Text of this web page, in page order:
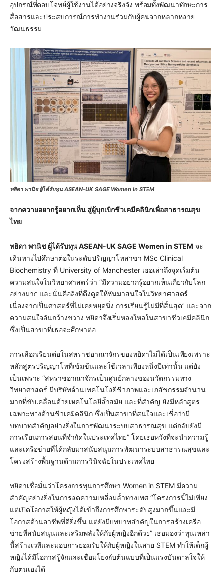
อุปกรณ์ที่ตอบโจทย์ผู้ใช้งานได้อย่างจริงจัง พร้อมทั้งพัฒนาทักษะการ
สื่อสารและประสบการณ์การทำงานร่วมกับผู้คนจากหลากหลาย
วัฒนธรรม
ทยิดา พานิช ผู้ได้รับทุน ASEAN-UK SAGE Women in STEM
จากความอยากรู้อยากเห็น สู่ผู้บุกเบิกชีวเคมีคลินิกเพื่อสาธารณสุข
ไทย
ทยิดา พานิช ผู้ได้รับทุนASEAN-UK SAGE Women in STEM จะ
เดินทางไปศึกษาต่อในระดับปริญญาโทสาขา MSc Clinical
Biochemistry ที่ University of Manchester เธอเล่าถึงจุดเริ่มต้น
ความสนใจในวิทยาศาสตร์ว่า “มีความอยากรู้อยากเห็นเกี่ยวกับโลก
อย่างมาก และนั่นคือสิ่งที่ดึงดูดให้หันมาสนใจในวิทยาศาสตร์
เนื่องจากเป็นศาสตร์ที่ไม่เคยหยุดนิ่ง การเรียนรู้ไม่มีที่สิ้นสุด” และจาก
ความสนใจอันกว้างขวาง ทยิดาจึงเริ่มหลงใหลในสาขาชีวเคมีคลินิก
ซึ่งเป็นสาขาที่เธอจะศึกษาต่อ
การเลือกเรียนต่อในสหราชอาณาจักรของทยิดาไม่ได้เป็นเพียงเพราะ
หลักสูตรปริญญาโทที่เข้มข้นและใช้เวลาเพียงหนึ่งปีเท่านั้น แต่ยัง
เป็นเพราะ “สหราชอาณาจักรเป็นศูนย์กลางของนวัตกรรมทาง
วิทยาศาสตร์ มีบริษัทด้านเทคโนโลยีชีวภาพและเภสัชกรรมจำนวน
มากที่ขับเคลื่อนด้วยเทคโนโลยีล้ำสมัย และที่สำคัญ ยังมีหลักสูตร
เฉพาะทางด้านชีวเคมีคลินิก ซึ่งเป็นสาขาที่สนใจและเชื่อว่ามี
บทบาทสำคัญอย่างยิ่งในการพัฒนาระบบสาธารณสุข แต่กลับยังมี
การเรียนการสอนที่จำกัดในประเทศไทย” โดยเธอหวังที่จะนำความรู้
และเครือข่ายที่ได้กลับมาสนับสนุนการพัฒนาระบบสาธารณสุขและ
โครงสร้างพื้นฐานด้านการวินิจฉัยในประเทศไทย
ทยิดาเชื่อมั่นว่าโครงการทุนการศึกษา Women in STEM มีความ
สำคัญอย่างยิ่งในการลดความเหลื่อมล้ำทางเพศ “โครงการนี้ไม่เพียง
แต่เปิดโอกาสให้ผู้หญิงได้เข้าถึงการศึกษาระดับสูงมากขึ้นและมี
โอกาสด้านอาชีพที่ดียิ่งขึ้น แต่ยังมีบทบาทสำคัญในการสร้างเครือ
ข่ายที่สนับสนุนและเสริมพลังให้กับผู้หญิงอีกด้วย” เธอมองว่าทุนเหล่า
นี้สร้างเวทีและมอบการยอมรับให้กับผู้หญิงในสาย STEM ทำให้เด็กผู้
หญิงได้มีโอกาสรู้จักและเชื่อมโยงกับต้นแบบที่เป็นแรงบันดาลใจให้
กับตนเองได้